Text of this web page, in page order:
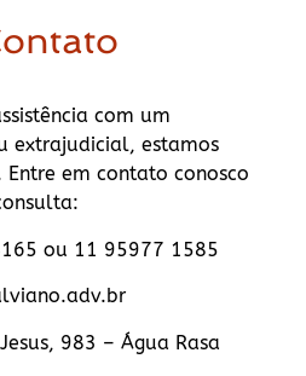
com um
extrajudicial, estamos
em contato conosco
ou 11 95977 1585
983 – Água Rasa